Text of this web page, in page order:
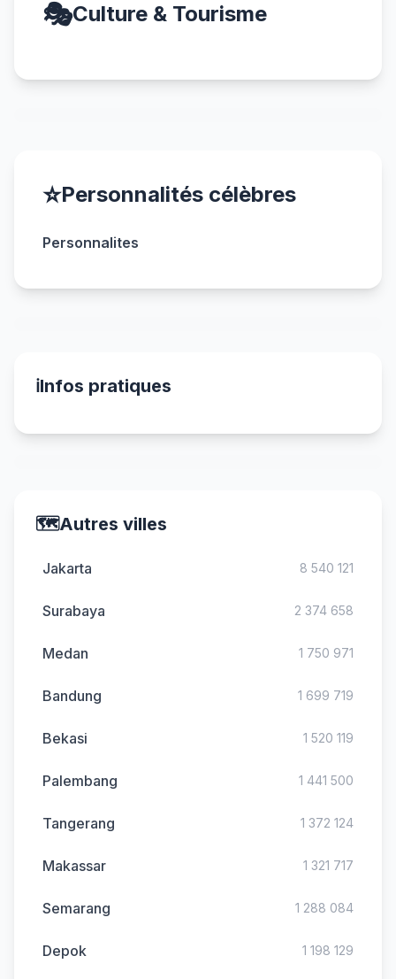
🎭Culture & Tourisme
⭐Personnalités célèbres
Personnalites
ℹ️Infos pratiques
🗺️Autres villes
Jakarta 8 540 121
Surabaya 2 374 658
Medan 1 750 971
Bandung 1 699 719
Bekasi 1 520 119
Palembang 1 441 500
Tangerang 1 372 124
Makassar 1 321 717
Semarang 1 288 084
Depok 1 198 129